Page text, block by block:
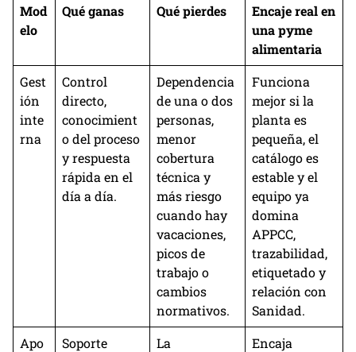
Mod
elo
Qué ganas Qué pierdes
Encaje real en
una pyme
alimentaria
Gest
ión
inte
rna
Control
directo,
conocimient
o del proceso
y respuesta
rápida en el
día a día.
Dependencia
de una o dos
personas,
menor
cobertura
técnica y
más riesgo
cuando hay
vacaciones,
picos de
trabajo o
cambios
normativos.
Funciona
mejor si la
planta es
pequeña, el
catálogo es
estable y el
equipo ya
domina
APPCC,
trazabilidad,
etiquetado y
relación con
Sanidad.
Apo
Soporte
La
Encaja